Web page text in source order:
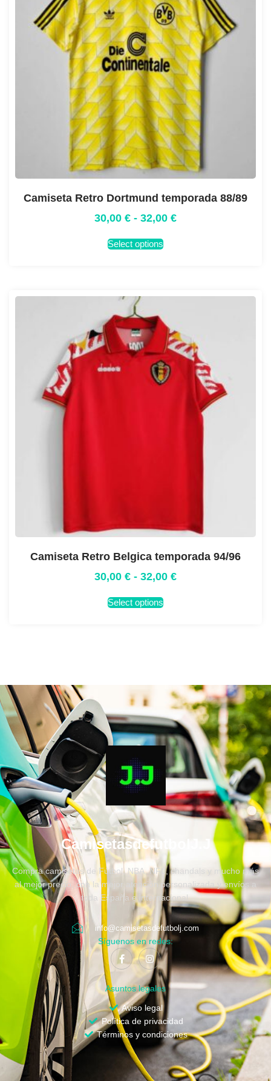
Camiseta Retro Dortmund temporada 88/89
30,00 € - 32,00 €
Select options
Camiseta Retro Belgica temporada 94/96
30,00 € - 32,00 €
Select options
CamisetasdefutbolJ.J
Compra camisetas de Fútbol, NBA, NFL, chandals y mucho más
al mejor precio, con la mejor atención personalizada y envíos a
toda España e internacional.
info@camisetasdefutbolj.com
Síguenos en redes:
Asuntos legales
Aviso legal
Política de privacidad
Términos y condiciones